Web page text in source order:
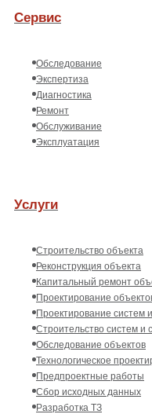
Сервис
Обследование
Экспертиза
Диагностика
Ремонт
Обслуживание
Эксплуатация
Услуги
Строительство объекта
Реконструкция объекта
Капитальный ремонт
Проектирование
Проектирование систем
Строительство систем и
Обследование объектов
Технологическое
Предпроектные работы
Сбор исходных данных
Разработка ТЗ